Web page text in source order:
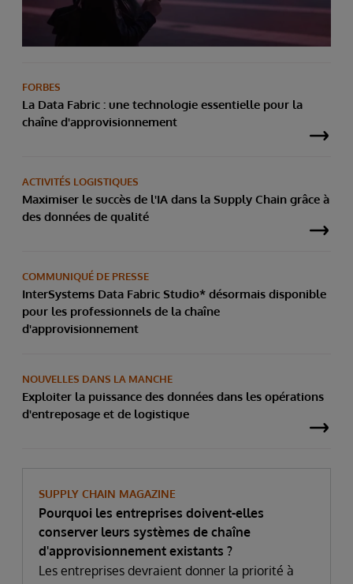
FORBES
La Data Fabric : une technologie essentielle pour la
chaîne d'approvisionnement
ACTIVITÉS LOGISTIQUES
Maximiser le succès de l'IA dans la Supply Chain grâce à
des données de qualité
COMMUNIQUÉ DE PRESSE
InterSystems Data Fabric Studio* désormais disponible
pour les professionnels de la chaîne
d'approvisionnement
NOUVELLES DANS LA MANCHE
Exploiter la puissance des données dans les opérations
d'entreposage et de logistique
SUPPLY CHAIN MAGAZINE
Pourquoi les entreprises doivent-elles
conserver leurs systèmes de chaîne
d'approvisionnement existants ?
Les entreprises devraient donner la priorité à